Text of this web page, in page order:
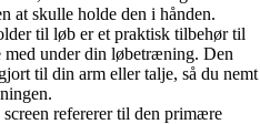
at skulle holde den i hånden.
til løb er et praktisk tilbehør til
med under din løbetræning. Den
til din arm eller talje, så du nemt
refererer til den primære